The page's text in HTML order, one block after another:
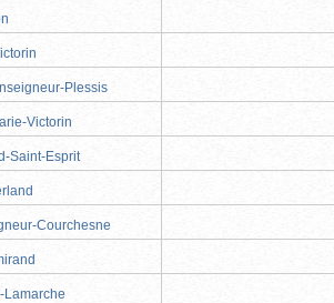
Plessis
Victorin
Saint-Esprit
Courchesne
Lamarche